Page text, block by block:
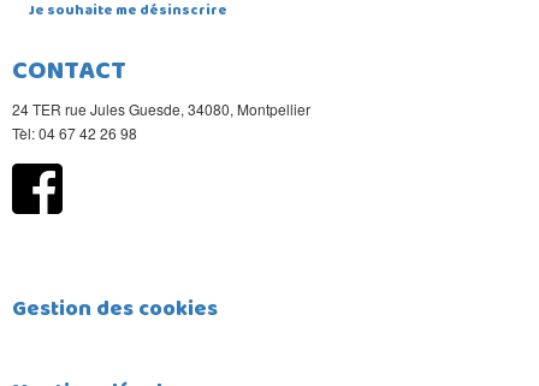
Je souhaite me désinscrire
CONTACT
24 TER rue Jules Guesde, 34080, Montpellier
Tèl: 04 67 42 26 98
Gestion des cookies